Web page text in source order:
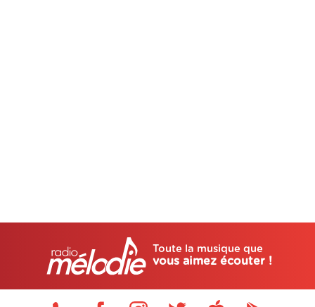
Toute la musique que
vous aimez écouter !